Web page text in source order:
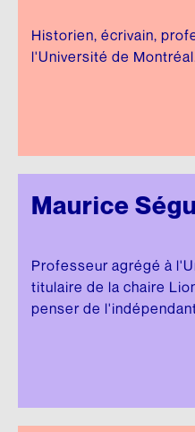
Historien, écrivain,
l'Université de
Maurice
Professeur agrégé à
titulaire de la chaire
penser de